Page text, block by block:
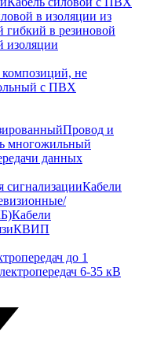
в изоляции из
гибкий в резиновой
изоляции
не
с ПВХ
Провод и
многожильный
данных
сигнализацииКабели
Кабели
КВИП
до 1
6-35 кВ